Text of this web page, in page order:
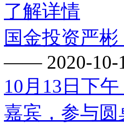
了解详情
国金投资严
—— 2020-
10月13日下
嘉宾，参与圆